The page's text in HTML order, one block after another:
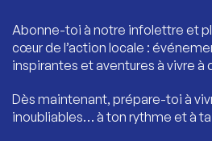
Abonne-toi à notre infolettre et
cœur de l’action locale :
inspirantes et aventures à vivre à
Dès maintenant, prépare-toi à
inoubliables… à ton rythme et à